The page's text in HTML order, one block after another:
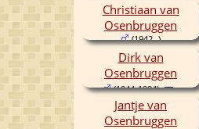
Christiaan van
Osenbruggen
(1942- )
Dirk van
Osenbruggen
(1944-1994)
Jantje van
Osenbruggen